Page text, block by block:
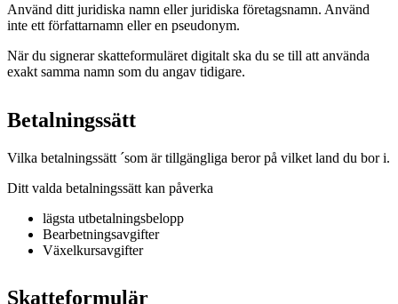
Använd ditt juridiska namn eller juridiska företagsnamn. Använd
inte ett författarnamn eller en pseudonym.
När du signerar skatteformuläret digitalt ska du se till att använda
exakt samma namn som du angav tidigare.
Betalningssätt
Vilka betalningssätt ´som är tillgängliga beror på vilket land du bor i.
Ditt valda betalningssätt kan påverka
lägsta utbetalningsbelopp
Bearbetningsavgifter
Växelkursavgifter
Skatteformulär